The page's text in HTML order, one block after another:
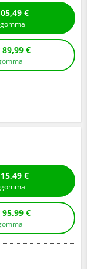
per 105,49 €
montaggio per 89,99 €
per 115,49 €
montaggio per 95,99 €